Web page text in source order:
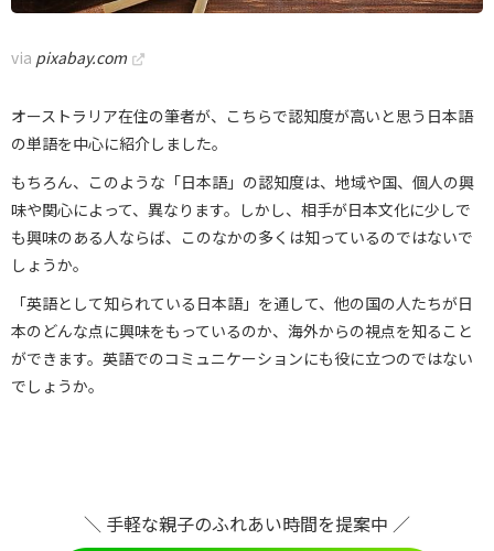
via pixabay.com
オーストラリア在住の筆者が、こちらで認知度が高いと思う日本語
の単語を中心に紹介しました。
もちろん、このような「日本語」の認知度は、地域や国、個人の興
味や関心によって、異なります。しかし、相手が日本文化に少しで
も興味のある人ならば、このなかの多くは知っているのではないで
しょうか。
「英語として知られている日本語」を通して、他の国の人たちが日
本のどんな点に興味をもっているのか、海外からの視点を知ること
ができます。英語でのコミュニケーションにも役に立つのではない
でしょうか。
＼ 手軽な親子のふれあい時間を提案中 ／